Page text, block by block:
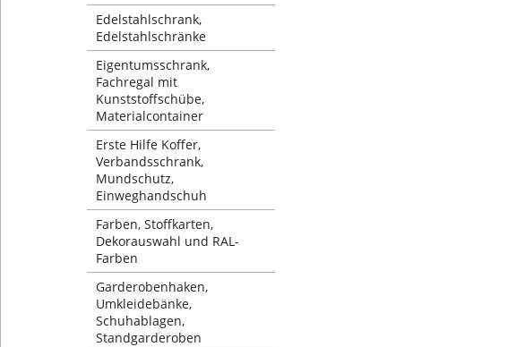
Edelstahlschrank,
Edelstahlschränke
Eigentumsschrank,
Fachregal mit
Kunststoffschübe,
Materialcontainer
Erste Hilfe Koffer,
Verbandsschrank,
Mundschutz,
Einweghandschuh
Farben, Stoffkarten,
Dekorauswahl und RAL-
Farben
Garderobenhaken,
Umkleidebänke,
Schuhablagen,
Standgarderoben